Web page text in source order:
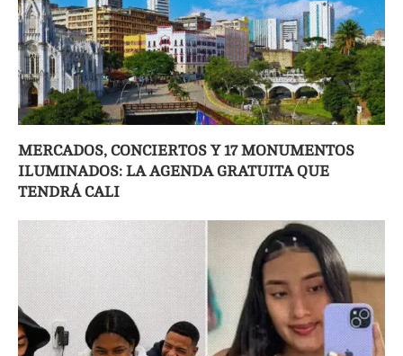
MERCADOS, CONCIERTOS Y 17 MONUMENTOS
ILUMINADOS: LA AGENDA GRATUITA QUE
TENDRÁ CALI